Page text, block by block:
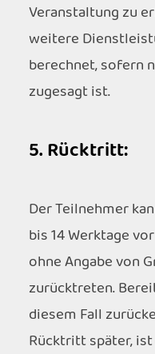
Veranstaltung zu
weitere
berechnet, sofern
zugesagt ist.
5. Rücktritt:
Der Teilnehmer
bis 14 Werktage
ohne Angabe von
zurücktreten.
diesem Fall
Rücktritt später,